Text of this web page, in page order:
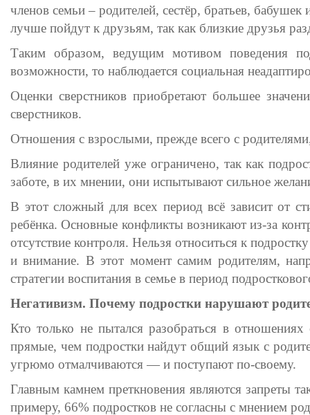
членов семьи – родителей, сестёр, братьев,
лучше пойдут к друзьям, так как близкие друзья
Таким образом, ведущим мотивом поведения
возможности, то наблюдается социальная
Оценки сверстников приобретают большее
сверстников.
Отношения с взрослыми, прежде всего с
Влияние родителей уже ограничено, так как
заботе, в их мнении, они испытывают сильное
В этот сложный для всех период всё зависит от
ребёнка. Основные конфликты возникают из-за
отсутствие контроля. Нельзя относиться к
и внимание. В этот момент самим родителям,
стратегии воспитания в семье в период
Негативизм. Почему подростки нарушают
Кто только не пытался разобраться в
прямые, чем подростки найдут общий язык с
угрюмо отмалчиваются — и поступают по-своему.
Главным камнем преткновения являются запреты
примеру, 66% подростков не согласны с мнением